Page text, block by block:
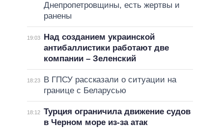
Днепропетровщины, есть жертвы и
ранены
19:03
Над созданием украинской
антибаллистики работают две
компании – Зеленский
18:23
В ГПСУ рассказали о ситуации на
границе с Беларусью
18:12 Турция ограничила движение судов
в Черном море из-за атак